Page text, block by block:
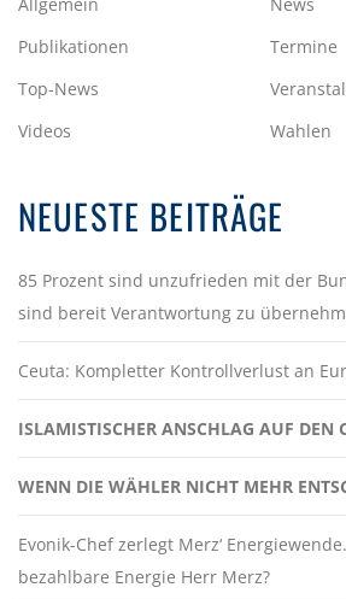
Publikationen
Termine
Top-News
Videos
Wahlen
NEUESTE BEITRÄGE
85 Prozent sind unzufrieden mit der
sind bereit Verantwortung zu
Ceuta: Kompletter Kontrollverlust an
ISLAMISTISCHER ANSCHLAG AUF DEN
WENN DIE WÄHLER NICHT MEHR
Evonik-Chef zerlegt Merz‘
bezahlbare Energie Herr Merz?